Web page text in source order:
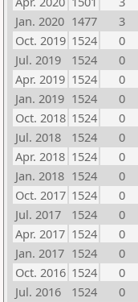
Jan. 2020 1477 3
Oct. 2019 1524 0
Jul. 2019
1524 0
Apr. 2019 1524 0
Jan. 2019 1524 0
Oct. 2018 1524 0
Jul. 2018
1524 0
Apr. 2018 1524 0
Jan. 2018 1524 0
Oct. 2017 1524 0
Jul. 2017
1524 0
Apr. 2017 1524 0
Jan. 2017 1524 0
Oct. 2016 1524 0
Jul. 2016
1524 0